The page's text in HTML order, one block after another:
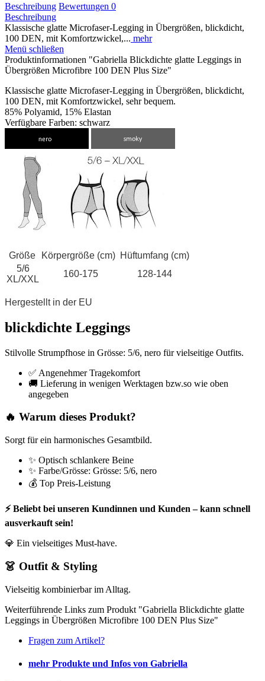
Beschreibung Bewertungen 0
Beschreibung
Klassische glatte Microfaser-Legging in Übergrößen, blickdicht,
100 DEN, mit Komfortzwickel,... mehr
Menü schließen
Produktinformationen "Gabriella Blickdichte glatte Leggings in
Übergrößen Microfibre 100 DEN Plus Size"
Klassische glatte Microfaser-Legging in Übergrößen, blickdicht,
100 DEN, mit Komfortzwickel, sehr bequem.
85% Polyamid, 15% Elastan
Verfügbare Farben: schwarz
Größe Körpergröße (cm) Hüftumfang (cm)
5/6
XL/XXL
160-175 128-144
Hergestellt in der EU
blickdichte Leggings
Stilvolle Strumpfhose in Grösse: 5/6, nero für vielseitige Outfits.
✅ Angenehmer Tragekomfort
🚚 Lieferung in wenigen Werktagen bzw.so wie oben
angegeben
🔥 Warum dieses Produkt?
Sorgt für ein harmonisches Gesamtbild.
✨ Optisch schlankere Beine
✨ Farbe/Grösse: Grösse: 5/6, nero
💰 Top Preis-Leistung
⚡ Beliebt bei unseren Kundinnen und Kunden – kann schnell
ausverkauft sein!
💎 Ein vielseitiges Must-have.
👗 Outfit & Styling
Vielseitig kombinierbar im Alltag.
Weiterführende Links zum Produkt "Gabriella Blickdichte glatte
Leggings in Übergrößen Microfibre 100 DEN Plus Size"
Fragen zum Artikel?
mehr Produkte und Infos von Gabriella